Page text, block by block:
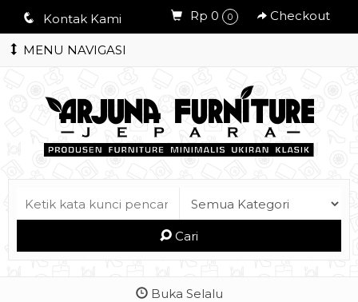
q Kontak Kami Rp 0 0 Checkout
MENU NAVIGASI
Cari
Buka Selalu